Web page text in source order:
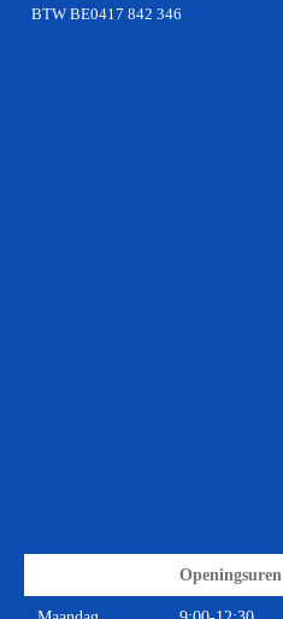
BTW BE0417 842 346
Openingsuren